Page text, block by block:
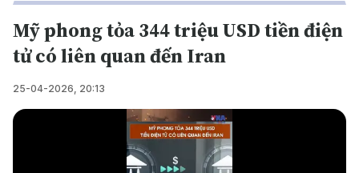
Mỹ phong tỏa 344 triệu USD tiền điện
tử có liên quan đến Iran
25-04-2026, 20:13